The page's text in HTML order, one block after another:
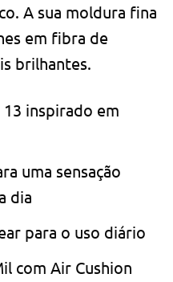
A sua moldura fina
em fibra de
brilhantes.
inspirado em
uma sensação
dia
para o uso diário
com Air Cushion